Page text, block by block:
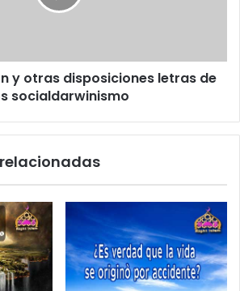
y otras disposiciones letras de
socialdarwinismo